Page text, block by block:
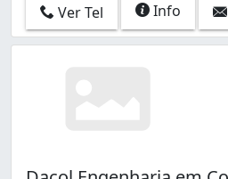
Ver Tel Info